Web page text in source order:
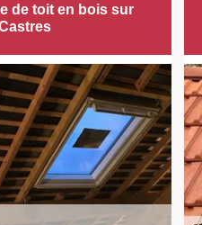
de toit en bois sur